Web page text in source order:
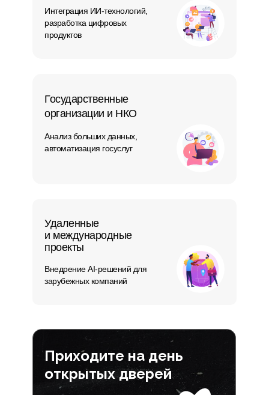
Удаленные
и международные
проекты
Внедрение AI-решений для
зарубежных компаний
Государственные
организации и НКО
Анализ больших данных,
автоматизация госуслуг
Интеграция ИИ-технологий,
разработка цифровых
продуктов
Приходите на день
открытых дверей